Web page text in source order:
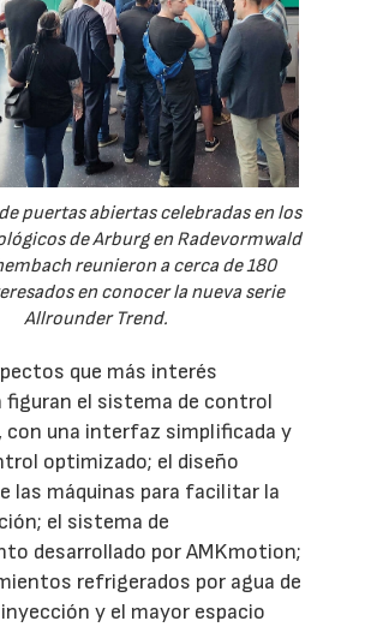
puertas abiertas celebradas en los
de Arburg en Radevormwald
reunieron a cerca de 180
en conocer la nueva serie
Allrounder Trend.
que más interés
figuran el sistema de control
con una interfaz simplificada y
optimizado; el diseño
las máquinas para facilitar la
el sistema de
desarrollado por AMKmotion;
refrigerados por agua de
y el mayor espacio